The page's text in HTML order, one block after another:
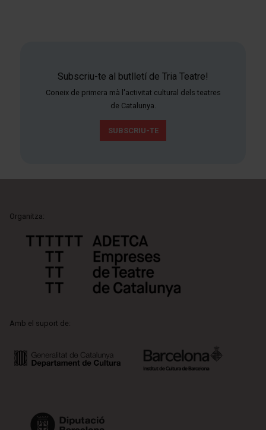
Subscriu-te al butlletí de Tria Teatre!
Coneix de primera mà l'activitat cultural dels teatres
de Catalunya.
SUBSCRIU-TE
Organitza:
Amb el suport de: